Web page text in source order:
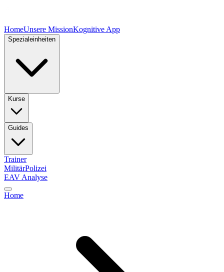
HomeUnsere MissionKognitive App
Spezialeinheiten
Kurse
Guides
Trainer
MilitärPolizei
EAV Analyse
Home